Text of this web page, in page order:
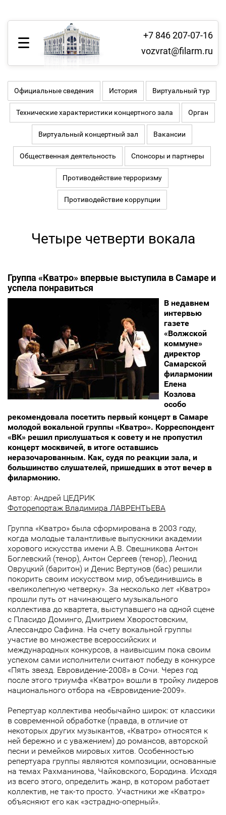
+7 846 207-07-16
vozvrat@filarm.ru
Официальные сведения История Виртуальный тур
Технические характеристики концертного зала Орган
Виртуальный концертный зал Вакансии
Общественная деятельность Спонсоры и партнеры
Противодействие терроризму
Противодействие коррупции
Четыре четверти вокала
Группа «Кватро» впервые выступила в Самаре и
успела понравиться
В недавнем
интервью
газете
«Волжской
коммуне»
директор
Самарской
филармонии
Елена
Козлова
особо
рекомендовала посетить первый концерт в Самаре
молодой вокальной группы «Кватро». Корреспондент
«ВК» решил прислушаться к совету и не пропустил
концерт москвичей, в итоге оставшись
неразочарованным. Как, судя по реакции зала, и
большинство слушателей, пришедших в этот вечер в
филармонию.
Aвтор: Андрей ЦЕДРИК
Фоторепортаж Владимира ЛАВРЕНТЬЕВА
Группа «Кватро» была сформирована в 2003 году,
когда молодые талантливые выпускники академии
хорового искусства имени А.В. Свешникова Антон
Боглевский (тенор), Антон Сергеев (тенор), Леонид
Овруцкий (баритон) и Денис Вертунов (бас) решили
покорить своим искусством мир, объединившись в
«великолепную четверку». За несколько лет «Кватро»
прошли путь от начинающего музыкального
коллектива до квартета, выступавшего на одной сцене
с Пласидо Доминго, Дмитрием Хворостовским,
Алессандро Сафина. На счету вокальной группы
участие во множестве всероссийских и
международных конкурсов, а наивысшим пока своим
успехом сами исполнители считают победу в конкурсе
«Пять звезд. Евровидение-2008» в Сочи. Через год
после этого триумфа «Кватро» вошли в тройку лидеров
национального отбора на «Евровидение-2009».
Репертуар коллектива необычайно широк: от классики
в современной обработке (правда, в отличие от
некоторых других музыкантов, «Кватро» относятся к
ней бережно и с уважением) до романсов, авторской
песни и ремейков мировых хитов. Особенностью
репертуара группы являются композиции, основанные
на темах Рахманинова, Чайковского, Бородина. Исходя
из всего этого, определить жанр, в котором работает
коллектив, не так-то просто. Участники же «Кватро»
объясняют его как «эстрадно-оперный».